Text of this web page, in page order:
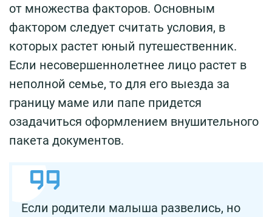
от множества факторов. Основным
фактором следует считать условия, в
которых растет юный путешественник.
Если несовершеннолетнее лицо растет в
неполной семье, то для его выезда за
границу маме или папе придется
озадачиться оформлением внушительного
пакета документов.
Если родители малыша развелись, но